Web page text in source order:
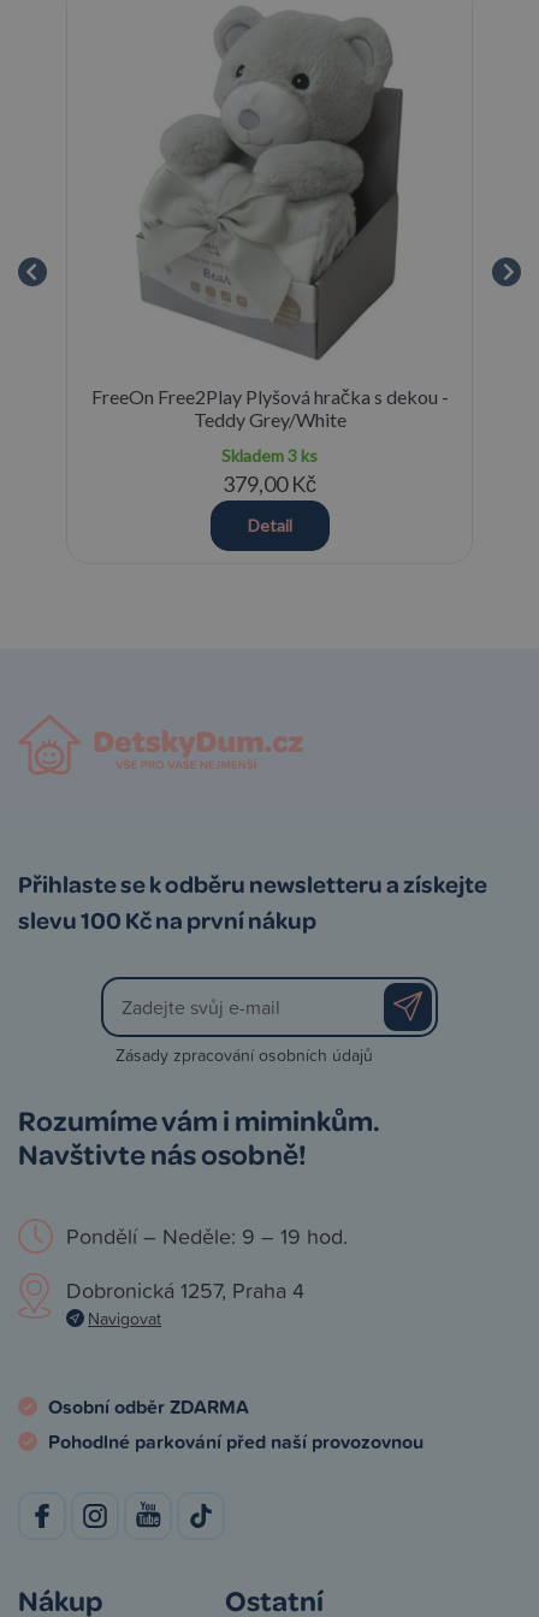
FreeOn Free2Play Plyšová hračka s dekou -
Teddy Grey/White
Skladem3 ks
379,00 Kč
Detail
Přihlaste se k odběru newsletteru a získejte
slevu 100 Kč na první nákup
Zásady zpracování osobních údajů
Rozumíme vám i miminkům.
Navštivte nás osobně!
Pondělí – Neděle: 9 – 19 hod.
Dobronická 1257, Praha 4
Navigovat
Osobní odběr ZDARMA
Pohodlné parkování před naší provozovnou
Nákup Ostatní